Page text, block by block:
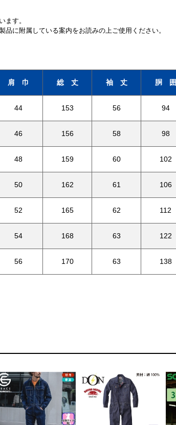
ます。
に附属している案内をお読みの上ご使用ください。
肩 巾 総 丈 袖 丈 胴 囲
44 153 56 94
46 156 58 98
48 159 60 102
50 162 61 106
52 165 62 112
54 168 63 122
56 170 63 138